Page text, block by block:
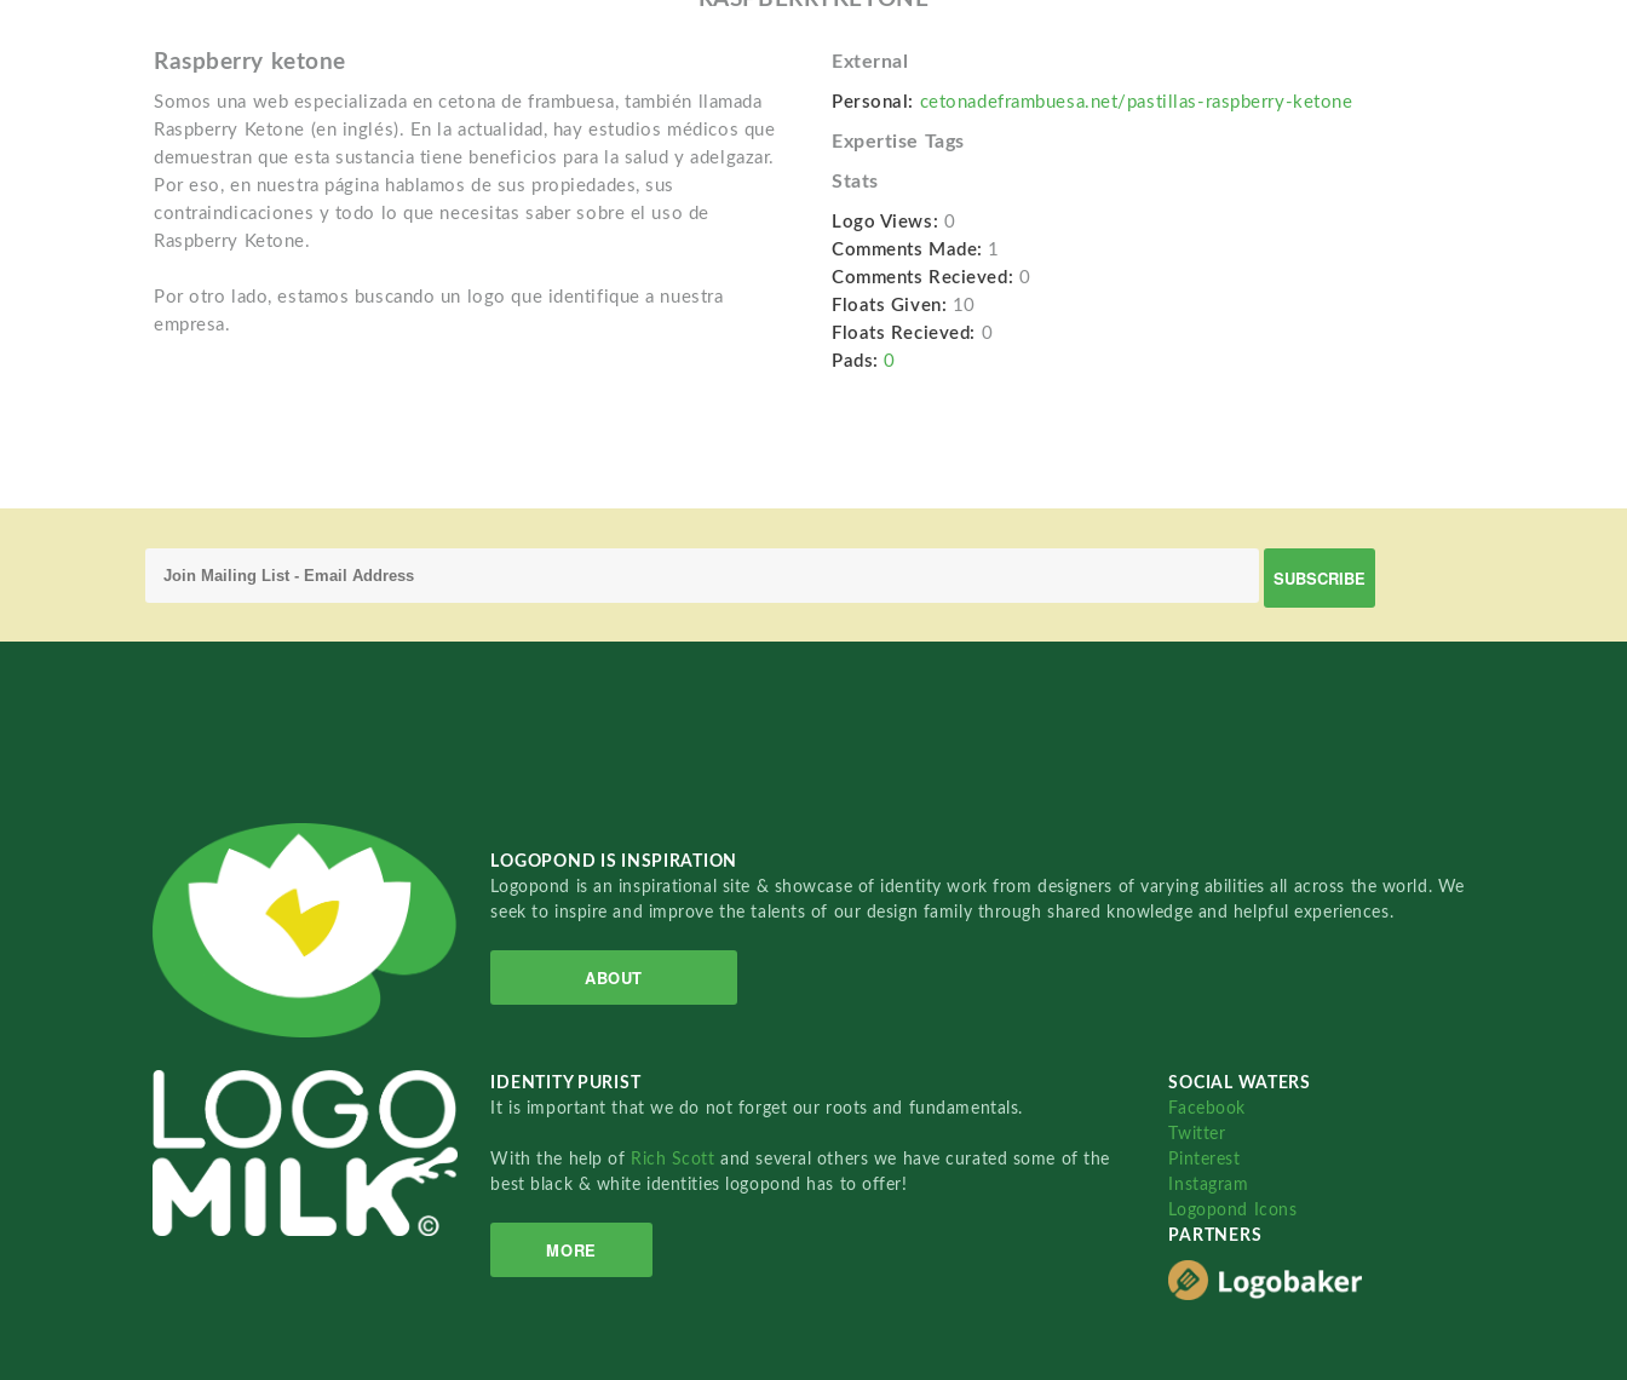
Raspberry ketone
Somos una web especializada en cetona de frambuesa, también llamada
Raspberry Ketone (en inglés). En la actualidad, hay estudios médicos que
demuestran que esta sustancia tiene beneficios para la salud y adelgazar.
Por eso, en nuestra página hablamos de sus propiedades, sus
contraindicaciones y todo lo que necesitas saber sobre el uso de
Raspberry Ketone.
Por otro lado, estamos buscando un logo que identifique a nuestra
empresa.
External
Personal: cetonadeframbuesa.net/pastillas-raspberry-ketone
Expertise Tags
Stats
Logo Views: 0
Comments Made: 1
Comments Recieved: 0
Floats Given: 10
Floats Recieved: 0
Pads: 0
LOGOPOND IS INSPIRATION
Logopond is an inspirational site & showcase of identity work from designers of varying abilities all across the world. We
seek to inspire and improve the talents of our design family through shared knowledge and helpful experiences.
ABOUT
IDENTITY PURIST
It is important that we do not forget our roots and fundamentals.
With the help of Rich Scottand several others we have curated some of the
best black & white identities logopond has to offer!
MORE
SOCIAL WATERS
Facebook
Twitter
Pinterest
Instagram
Logopond Icons
PARTNERS